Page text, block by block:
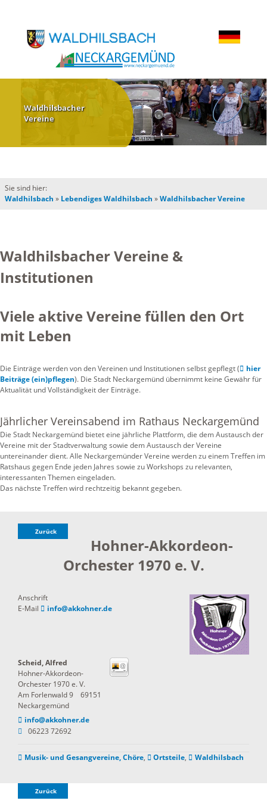
Waldhilsbacher
Vereine
Sie sind hier:
Waldhilsbach » Lebendiges Waldhilsbach »Waldhilsbacher Vereine
Waldhilsbacher Vereine &
Institutionen
Viele aktive Vereine füllen den Ort
mit Leben
Die Einträge werden von den Vereinen und Institutionen selbst gepflegt (
hier
Beiträge (ein)pflegen). Die Stadt Neckargemünd übernimmt keine Gewähr für
Aktualität und Vollständigkeit der Einträge.
Jährlicher Vereinsabend im Rathaus Neckargemünd
Die Stadt Neckargemünd bietet eine jährliche Plattform, die dem Austausch der
Vereine mit der Stadtverwaltung sowie dem Austausch der Vereine
untereinander dient. Alle Neckargemünder Vereine werden zu einem Treffen im
Ratshaus gegen Ende jeden Jahres sowie zu Workshops zu relevanten,
interessanten Themen eingeladen.
Das nächste Treffen wird rechtzeitig bekannt gegeben.
Zurück
Hohner-Akkordeon-
Orchester 1970 e. V.
Anschrift
E-Mail
info@akkohner.de
Scheid, Alfred
Hohner-Akkordeon-
Orchester 1970 e. V.
Am Forlenwald 9
69151
Neckargemünd
info@akkohner.de
06223 72692
Musik- und Gesangvereine, Chöre, Ortsteile, Waldhilsbach
Zurück